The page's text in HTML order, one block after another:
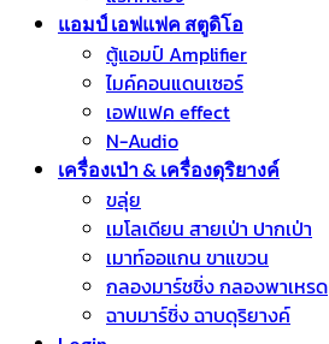
แอมป์ เอฟแฟค สตูดิโอ
ตู้แอมป์ Amplifier
ไมค์คอนแดนเซอร์
เอฟแฟค effect
N-Audio
เครื่องเป่า & เครื่องดุริยางค์
ขลุ่ย
เมโลเดียน สายเป่า ปากเป่า
เมาท์ออแกน ขาแขวน
กลองมาร์ชชิ่ง กลองพาเหรด
ฉาบมาร์ชิ่ง ฉาบดุริยางค์